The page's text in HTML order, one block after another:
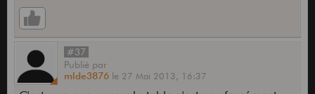
#37
Publié par
mlde3876 le 27 Mai 2013, 16:37